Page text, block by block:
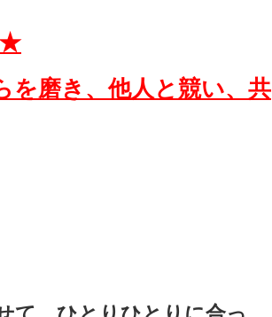
★
を磨き、他人と競い、共